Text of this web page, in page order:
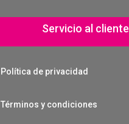
Servicio al cliente
Política de privacidad
Términos y condiciones